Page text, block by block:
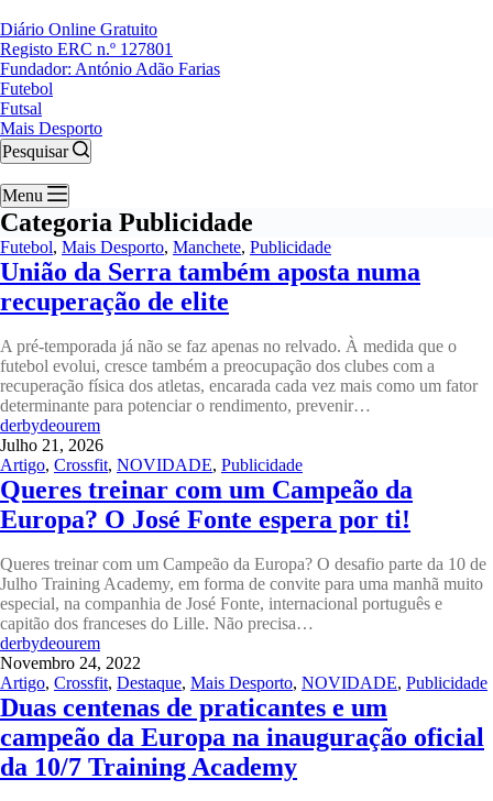
Diário Online Gratuito
Registo ERC n.º 127801
Fundador: António Adão Farias
Futebol
Futsal
Mais Desporto
Pesquisar
Menu
Categoria Publicidade
Futebol, Mais Desporto, Manchete, Publicidade
União da Serra também aposta numa
recuperação de elite
A pré-temporada já não se faz apenas no relvado. À medida que o
futebol evolui, cresce também a preocupação dos clubes com a
recuperação física dos atletas, encarada cada vez mais como um fator
determinante para potenciar o rendimento, prevenir…
derbydeourem
Julho 21, 2026
Artigo, Crossfit, NOVIDADE, Publicidade
Queres treinar com um Campeão da
Europa? O José Fonte espera por ti!
Queres treinar com um Campeão da Europa? O desafio parte da 10 de
Julho Training Academy, em forma de convite para uma manhã muito
especial, na companhia de José Fonte, internacional português e
capitão dos franceses do Lille. Não precisa…
derbydeourem
Novembro 24, 2022
Artigo, Crossfit, Destaque, Mais Desporto, NOVIDADE, Publicidade
Duas centenas de praticantes e um
campeão da Europa na inauguração oficial
da 10/7 Training Academy